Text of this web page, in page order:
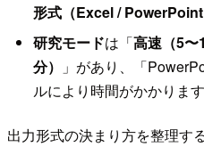
形式（Excel /
研究モードは「高速（5〜
分）
」があり、「
ルにより時間がかかりま
出力形式の決まり方を整理す